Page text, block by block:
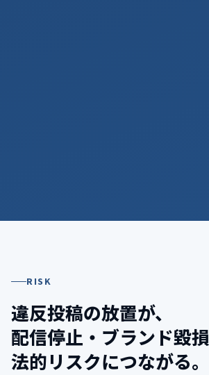
RISK
違反投稿の放置が、
配信停止 ・ ブランド毀損
法的リスクにつながる。